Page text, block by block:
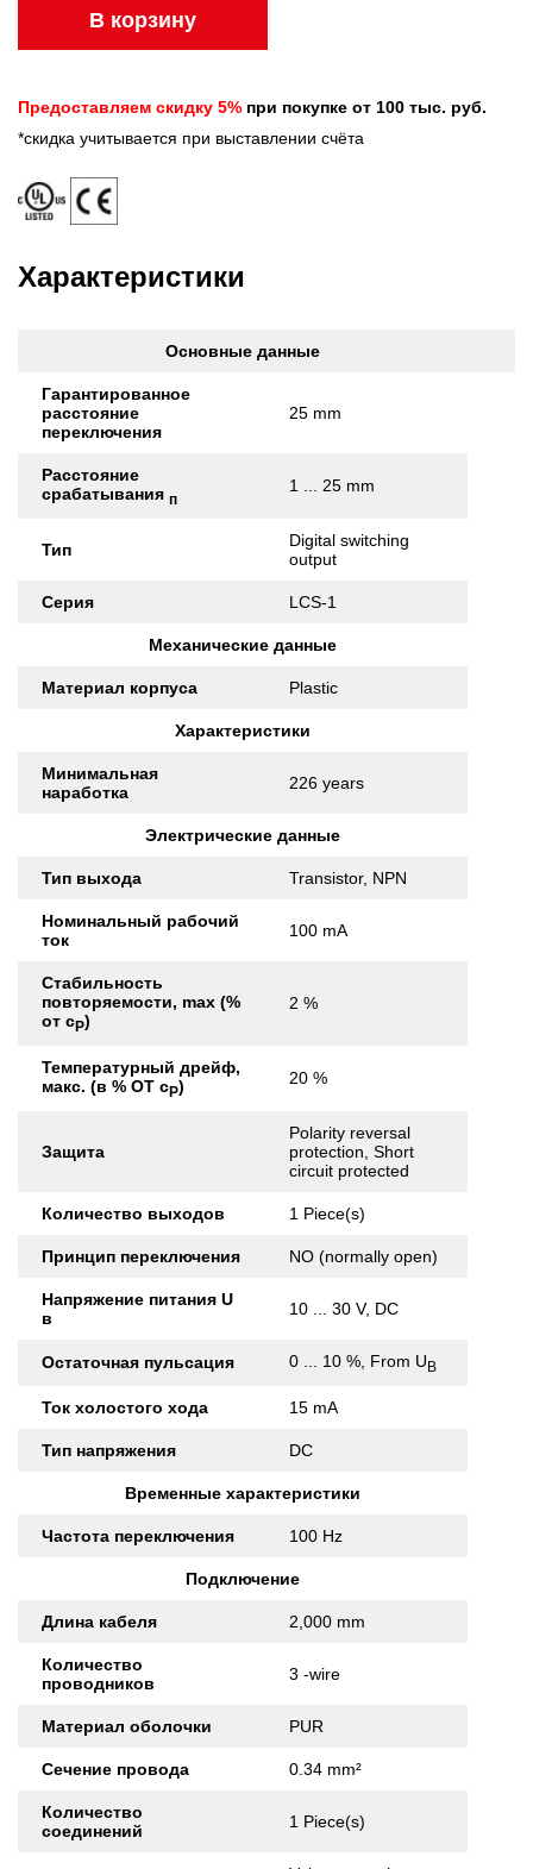
В корзину
Предоставляем скидку 5% при покупке от 100 тыс. руб.
*скидка учитывается при выставлении счёта
Характеристики
Основные данные
Гарантированное
расстояние
переключения
25 mm
Расстояние
срабатывания п
1 ... 25 mm
Тип
Digital switching
output
Серия LCS-1
Механические данные
Материал корпуса Plastic
Характеристики
Минимальная
наработка
226 years
Электрические данные
Тип выхода Transistor, NPN
Номинальный рабочий
ток
100 mA
Стабильность
повторяемости, max (%
от сР)
2 %
Температурный дрейф,
макс. (в % ОТ сР) 20 %
Защита
Polarity reversal
protection, Short
circuit protected
Количество выходов 1 Piece(s)
Принцип переключения NO (normally open)
Напряжение питания U
в
10 ... 30 V, DC
Остаточная пульсация 0 ... 10 %, From UB
Ток холостого хода 15 mA
Тип напряжения DC
Временные характеристики
Частота переключения 100 Hz
Подключение
Длина кабеля 2,000 mm
Количество
проводников
3 -wire
Материал оболочки PUR
Сечение провода 0.34 mm²
Количество
соединений
1 Piece(s)